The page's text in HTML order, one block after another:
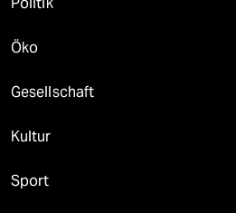
Öko
Gesellschaft
Kultur
Sport